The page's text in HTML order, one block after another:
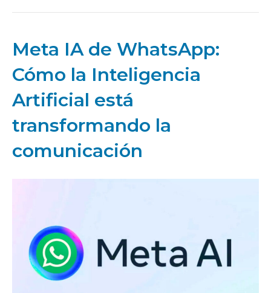
Meta IA de WhatsApp:
Cómo la Inteligencia
Artificial está
transformando la
comunicación